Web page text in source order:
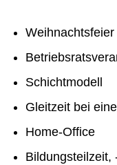
Weihnachtsfeier
Schichtmodell
Gleitzeit bei
Home-Office
Bildungsteilzeit,